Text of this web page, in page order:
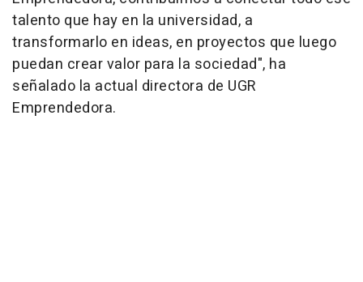
talento que hay en la universidad, a
transformarlo en ideas, en proyectos que luego
puedan crear valor para la sociedad", ha
señalado la actual directora de UGR
Emprendedora.